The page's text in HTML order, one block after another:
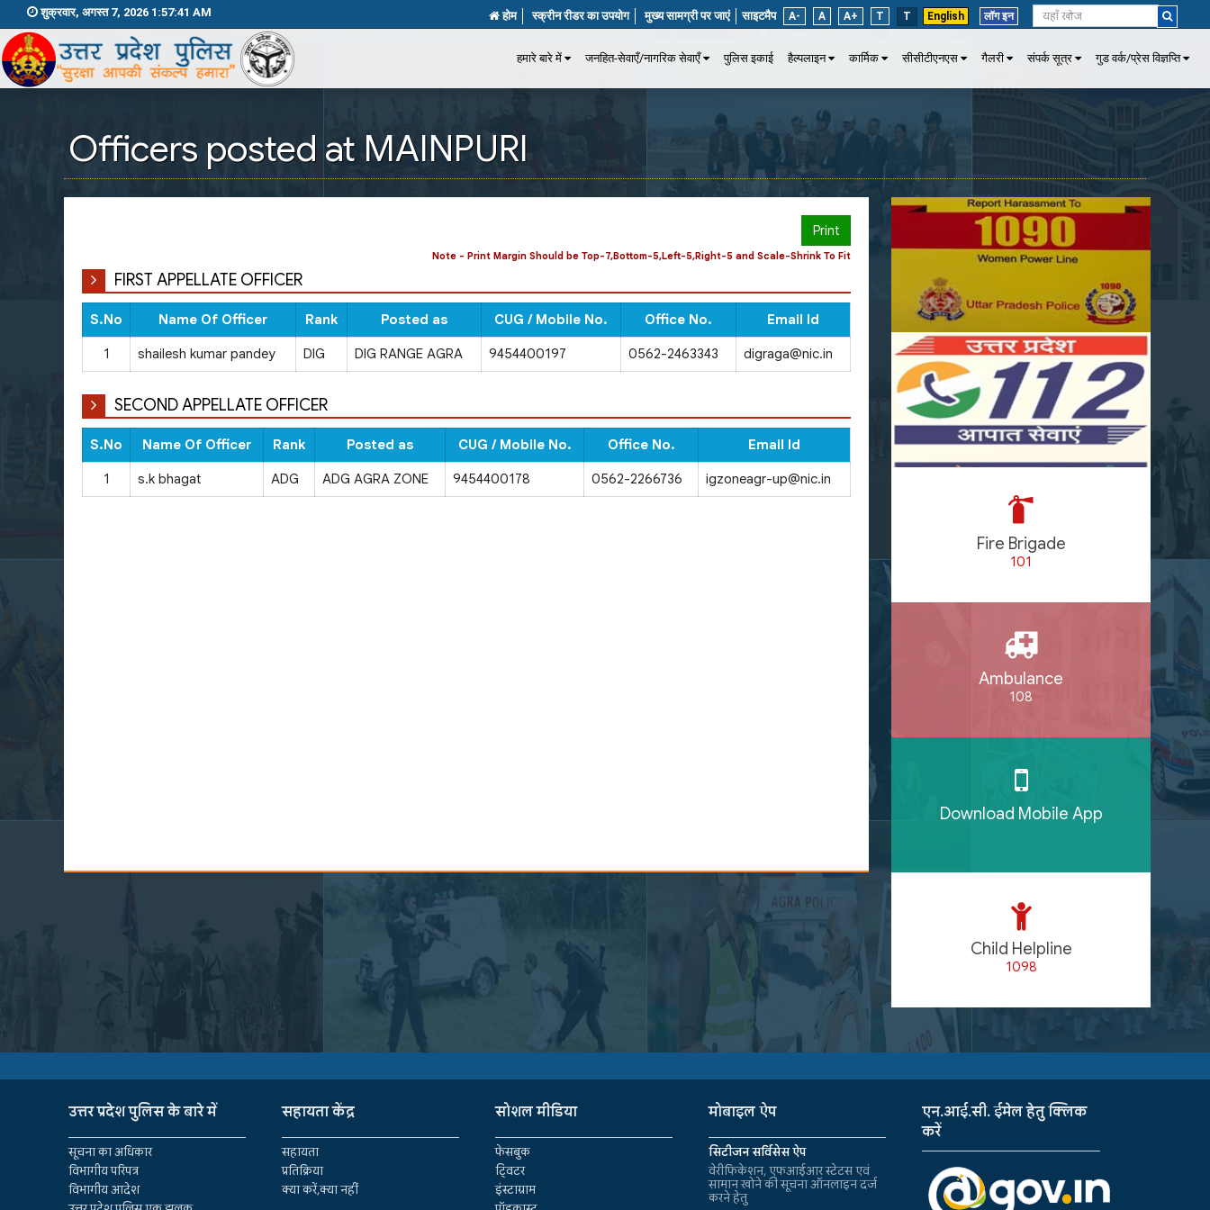
शुक्रवार, अगस्त 7, 2026 1:57:41 AM होम स्क्रीन रीडर का उपयोग मुख्य सामग्री पर जाएं साइटमैप A- A A+ T T English लॉग इन
हमारे बारे में जनहित-सेवाएँ/नागरिक सेवाएँ पुलिस इकाई हैल्पलाइन कार्मिक सीसीटीएनएस गैलरी संपर्क सूत्र गुड वर्क/प्रेस विज्ञप्ति
Officers posted at MAINPURI
Print
Note - Print Margin Should be Top-7,Bottom-5,Left-5,Right-5 and Scale-Shrink To Fit
FIRST APPELLATE OFFICER
S.No Name Of Officer Rank Posted as CUG / Mobile No. Office No. Email Id
1 shailesh kumar pandey DIG DIG RANGE AGRA 9454400197 0562-2463343 digraga@nic.in
SECOND APPELLATE OFFICER
S.No Name Of Officer Rank Posted as CUG / Mobile No. Office No. Email Id
1 s.k bhagat ADG ADG AGRA ZONE 9454400178 0562-2266736 igzoneagr-up@nic.in
Fire Brigade
101
Ambulance
108
Download Mobile App
Child Helpline
1098
उत्तर प्रदेश पुलिस के बारे में
सूचना का अधिकार
विभागीय परिपत्र
विभागीय आदेश
सहायता केंद्र
सहायता
प्रतिक्रिया
क्या करें,क्या नहीं
सोशल मीडिया
फेसबुक
ट्विटर
इंस्टाग्राम
मोबाइल ऐप
सिटीजन सर्विसेस ऐप
वेरीफिकेशन, एफआईआर स्टेटस एवं
सामान खोने की सूचना ऑनलाइन दर्ज
करने हेतु
एन.आई.सी. ईमेल हेतु क्लिक
करें